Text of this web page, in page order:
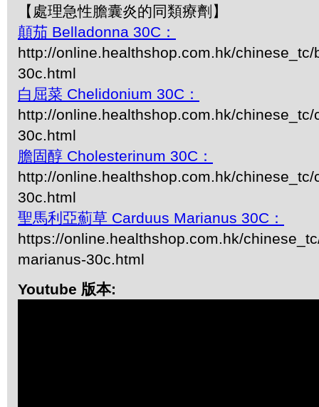
【處理急性膽囊炎的同類療劑】
顛茄 Belladonna 30C：
http://online.healthshop.com.hk/chinese_tc/
30c.html
白屈菜 Chelidonium 30C：
http://online.healthshop.com.hk/
30c.html
膽固醇 Cholesterinum 30C：
http://online.healthshop.com.hk/
30c.html
聖馬利亞薊草 Carduus Marianus 30C：
https://online.healthshop.com.hk/
marianus-30c.html
Youtube 版本: